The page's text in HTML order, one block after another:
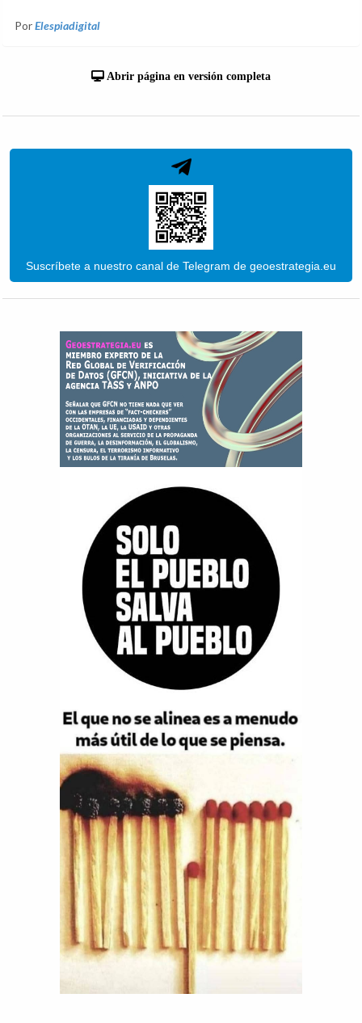
PorElespiadigital
Abrir página en versión completa
Suscríbete a nuestro canal de Telegram de geoestrategia.eu